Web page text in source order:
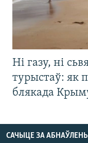
Ні газу, ні
турыстаў: як
блякада
САЧЫЦЕ ЗА